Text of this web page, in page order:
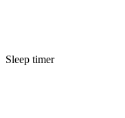
Sleep timer